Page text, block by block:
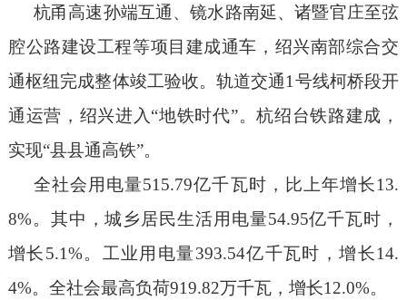
杭甬高速孙端互通、镜水路南延、诸暨官庄至弦
腔公路建设工程等项目建成通车，绍兴南部综合交
通枢纽完成整体竣工验收。轨道交通1号线柯桥段开
通运营，绍兴进入“地铁时代”。杭绍台铁路建成，
实现“县县通高铁”。
全社会用电量515.79亿千瓦时，比上年增长13.
8%。其中，城乡居民生活用电量54.95亿千瓦时，
增长5.1%。工业用电量393.54亿千瓦时，增长14.
4%。全社会最高负荷919.82万千瓦，增长12.0%。